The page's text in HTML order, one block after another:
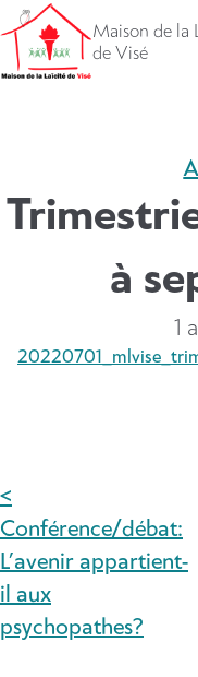
Aller
directement
vers
Maison de la
de Visé
à
1
NAVIGATION
DE
L’ARTICLE
<
Conférence/débat:
L’avenir appartient-
il aux
psychopathes?